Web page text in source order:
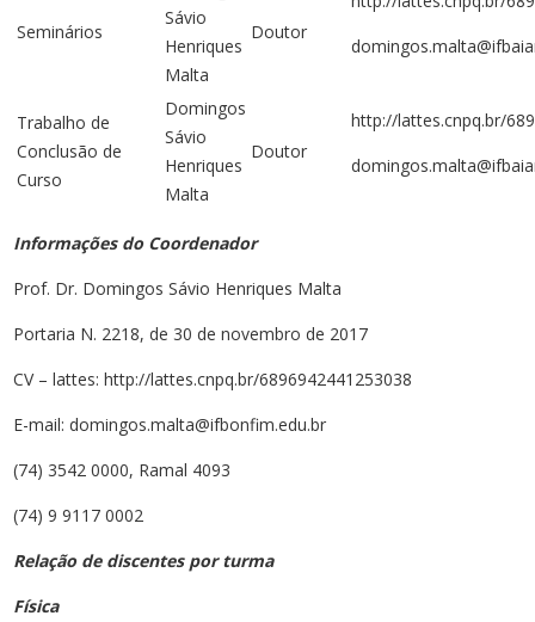
Seminários
Sávio
Henriques
Malta
Doutor
Trabalho de
Conclusão de
Curso
Domingos
Sávio
Henriques
Malta
Doutor
http://lattes.cnpq.br/
Informações do Coordenador
Prof. Dr. Domingos Sávio Henriques Malta
Portaria N. 2218, de 30 de novembro de 2017
CV – lattes: http://lattes.cnpq.br/6896942441253038
E-mail: domingos.malta@ifbonfim.edu.br
(74) 3542 0000, Ramal 4093
(74) 9 9117 0002
Relação de discentes por turma
Física